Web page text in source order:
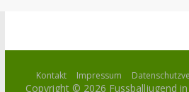
Kontakt Impressum
Copyright © 2026 Fussballjugend